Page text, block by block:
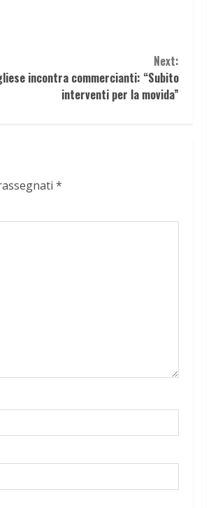
Next:
incontra commercianti: “Subito
interventi per la movida”
*